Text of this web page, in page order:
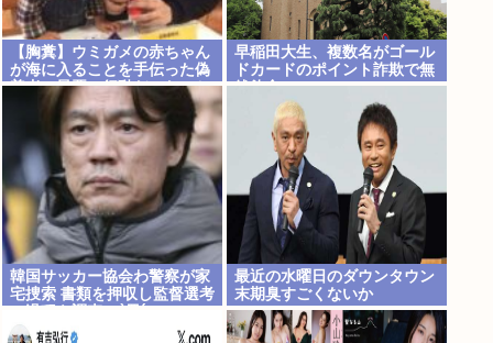
【胸糞】ウミガメの赤ちゃん
が海に入ることを手伝った偽
善者、最悪の行動だったこと
が判明
早稲田大生、複数名がゴール
ドカードのポイント詐欺で無
銭飲食
韓国サッカー協会わ警察が家
宅捜索 書類を押収し監督選考
最近の水曜日のダウンタウン
末期臭すごくないか